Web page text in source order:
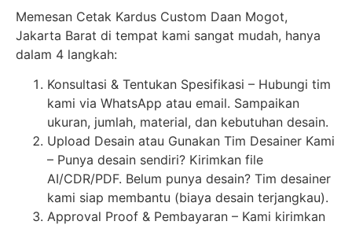
Memesan Cetak Kardus Custom Daan Mogot,
Jakarta Barat di tempat kami sangat mudah, hanya
dalam 4 langkah:
Konsultasi & Tentukan Spesifikasi – Hubungi tim
kami via WhatsApp atau email. Sampaikan
ukuran, jumlah, material, dan kebutuhan desain.
Upload Desain atau Gunakan Tim Desainer Kami
– Punya desain sendiri? Kirimkan file
AI/CDR/PDF. Belum punya desain? Tim desainer
kami siap membantu (biaya desain terjangkau).
Approval Proof & Pembayaran – Kami kirimkan